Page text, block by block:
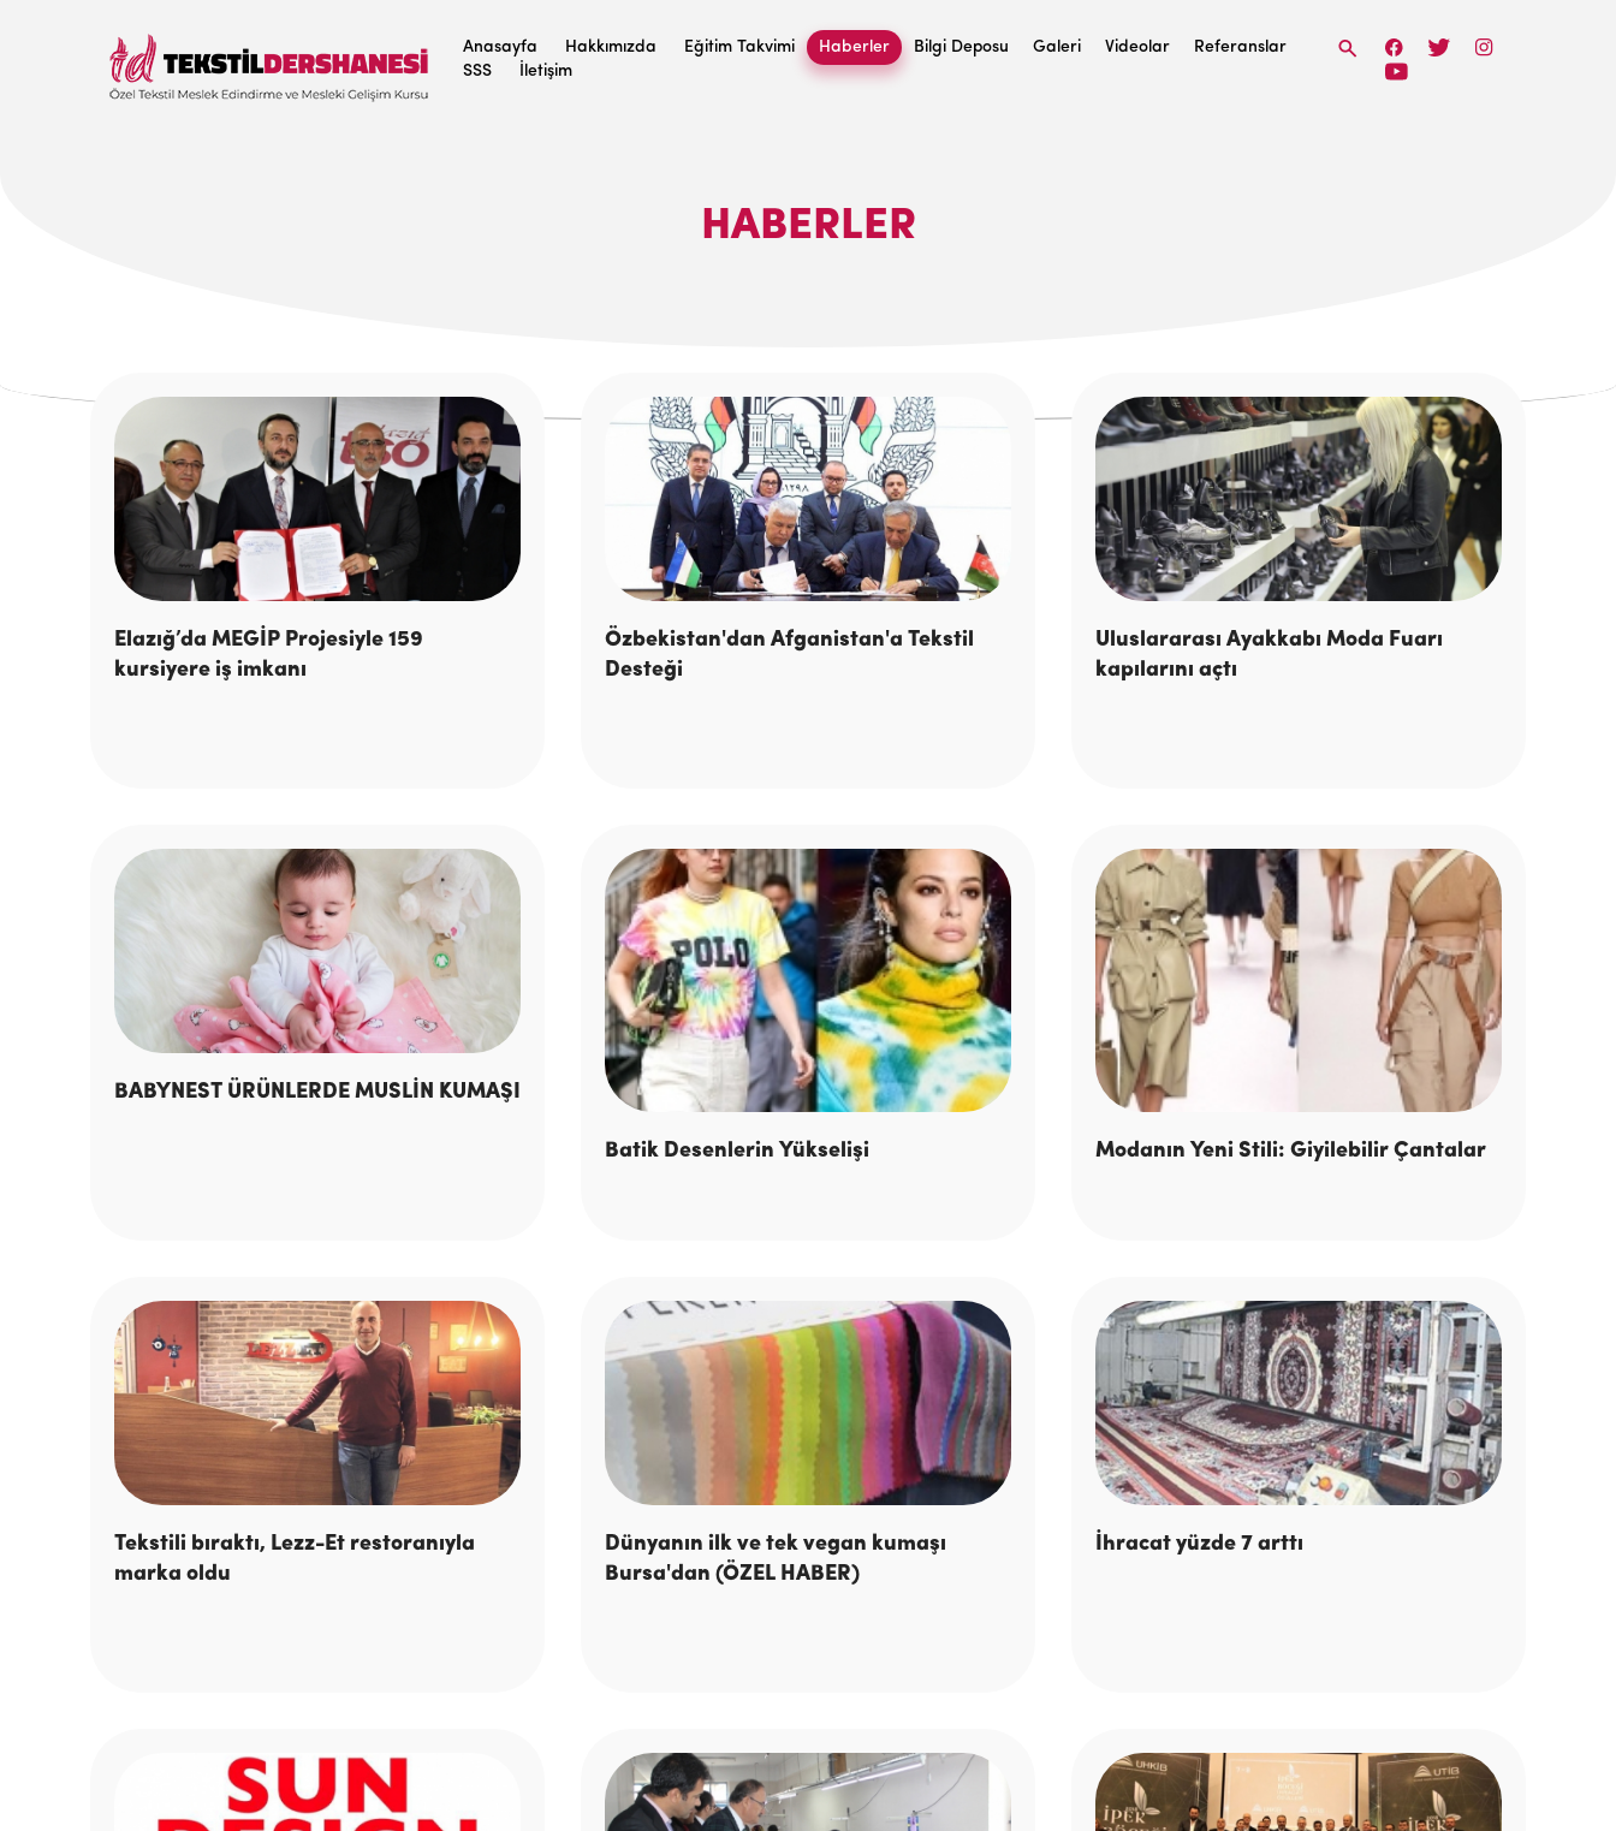
Anasayfa Hakkımızda Eğitim Takvimi Haberler Bilgi Deposu Galeri Videolar
Referanslar
SSS
İletişim
HABERLER
Elazığ’da MEGİP Projesiyle 159
kursiyere iş imkanı
Özbekistan'dan Afganistan'a Tekstil
Desteği
Uluslararası Ayakkabı Moda Fuarı
kapılarını açtı
BABYNEST ÜRÜNLERDE MUSLİN KUMAŞI
Batik Desenlerin Yükselişi Modanın Yeni Stili: Giyilebilir Çantalar
Tekstili bıraktı, Lezz-Et restoranıyla
marka oldu
Dünyanın ilk ve tek vegan kumaşı
Bursa'dan (ÖZEL HABER)
İhracat yüzde 7 arttı